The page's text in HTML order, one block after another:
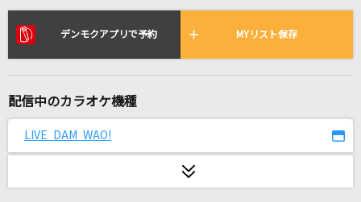
リアルタイムで歌われている曲の一覧
[生音]さよならエレジー
初音ミクの激唱(LONG VERSION)
デンモクアプリで予約 MYリスト保存
配信中のカラオケ機種
LIVE DAM WAO!